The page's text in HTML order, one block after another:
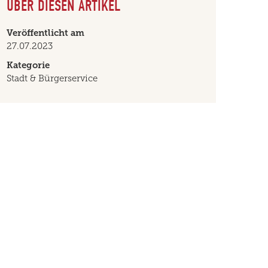
ÜBER DIESEN ARTIKEL
Veröffentlicht am
27.07.2023
Kategorie
Stadt & Bürgerservice